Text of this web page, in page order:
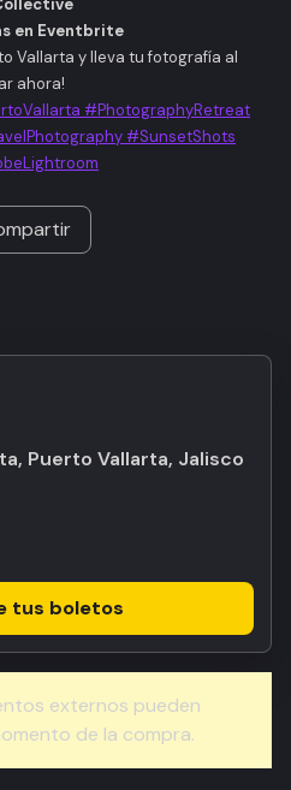
en Eventbrite
Vallarta y lleva tu fotografía al
ahora!
#PhotographyRetreat
#SunsetShots
Puerto Vallarta, Jalisco
tus boletos
externos pueden
de la compra.